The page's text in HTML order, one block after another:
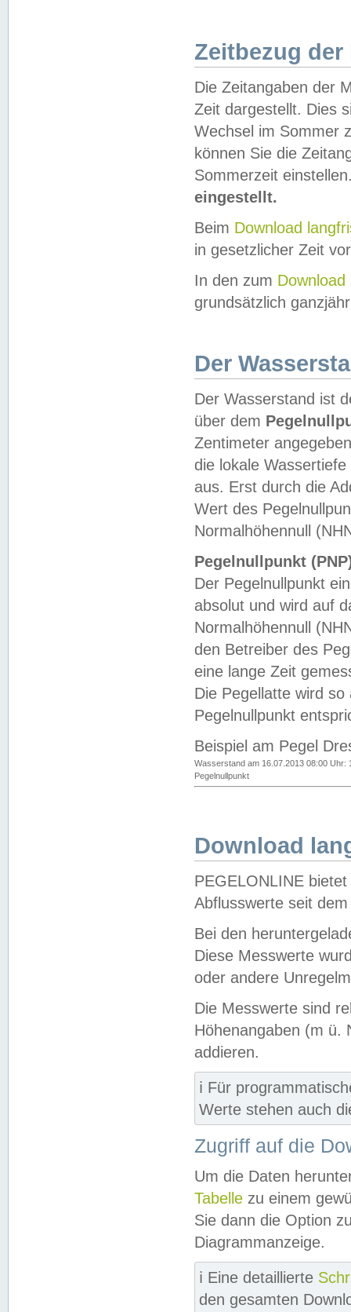
Zeitbezug der
Die Zeitangaben der
Zeit dargestellt. Dies
Wechsel im Sommer
können Sie die
Sommerzeit
eingestellt.
Beim Download
in gesetzlicher Zeit
In den zum Download
grundsätzlich
Der
Der Wasserstand ist
über dem
Zentimeter
die lokale
aus. Erst durch die
Wert des
Normalhöhennull
Pegelnullpunkt
Der Pegelnullpunkt
absolut und wird auf
Normalhöhennull
den Betreiber des
eine lange Zeit
Die Pegellatte wird
Pegelnullpunkt
Beispiel am Pegel
Wasserstand am 16.07.2013 08:00 Uhr:
Pegelnullpunkt
Download
PEGELONLINE
Abflusswerte seit
Bei den
Diese Messwerte
oder andere
Die Messwerte sind
Höhenangaben (m ü.
addieren.
ℹ️ Für
Werte stehen auch
Zugriff auf die
Um die Daten
Tabelle zu einem
Sie dann die Option
Diagrammanzeige.
ℹ️ Eine detaillierte
den gesamten